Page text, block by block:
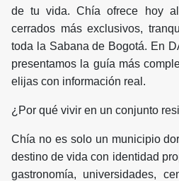
de tu vida. Chía ofrece hoy
cerrados más exclusivos,
toda la Sabana de Bogotá. En
presentamos la guía más
elijas con información real.
¿Por qué vivir en un conjunto
Chía no es solo un municipio
destino de vida con identidad
gastronomía, universidades,